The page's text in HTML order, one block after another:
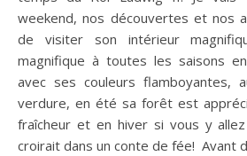
weekend, nos découvertes et nos
de visiter son intérieur
magnifique à toutes les saisons
avec ses couleurs flamboyantes,
verdure, en été sa forêt est
fraîcheur et en hiver si vous y
croirait dans un conte de fée! Avant